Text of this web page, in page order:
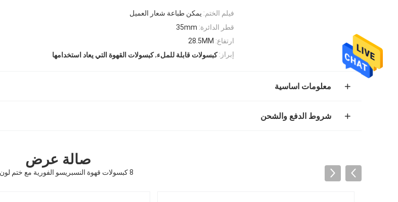
فيلم الختم: يمكن طباعة شعار العميل
قطر الدائرة: 35mm
ارتفاع: 28.5MM
إبراز: كبسولات قابلة للملء,كبسولات القهوة التي يعاد استخدامها
معلومات اساسية
شروط الدفع والشحن
صالة عرض
8 كبسولات قهوة النسبريسو الفورية مع ختم لون OEM